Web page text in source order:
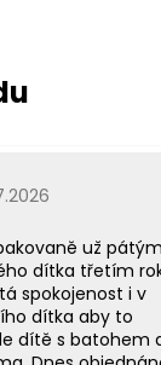
obchodu je
už pátým
dítka třetím
spokojenost i v
dítka aby to
dítě s batohem